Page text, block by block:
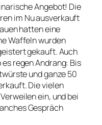
Angebot! Die
im Nu ausverkauft
hatten eine
Waffeln wurden
gekauft. Auch
regen Andrang: Bis
und ganze 50
Die vielen
ein, und bei
Gespräch